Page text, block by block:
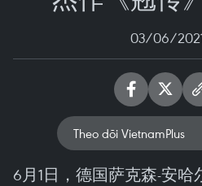
03/06/2021
Theo dõi VietnamPlus
6月1日，德国萨克森-安